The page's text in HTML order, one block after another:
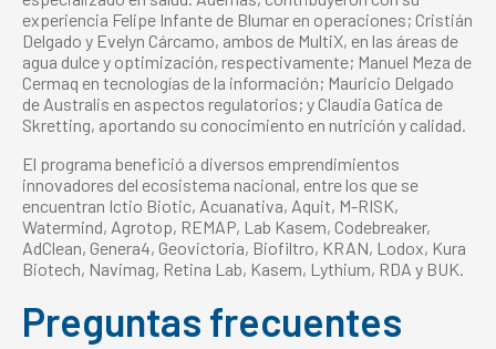
experiencia Felipe Infante de Blumar en operaciones; Cristián
Delgado y Evelyn Cárcamo, ambos de MultiX, en las áreas de
agua dulce y optimización, respectivamente; Manuel Meza de
Cermaq en tecnologías de la información; Mauricio Delgado
de Australis en aspectos regulatorios; y Claudia Gatica de
Skretting, aportando su conocimiento en nutrición y calidad.
El programa benefició a diversos emprendimientos
innovadores del ecosistema nacional, entre los que se
encuentran Ictio Biotic, Acuanativa, Aquit, M-RISK,
Watermind, Agrotop, REMAP, Lab Kasem, Codebreaker,
AdClean, Genera4, Geovictoria, Biofiltro, KRAN, Lodox, Kura
Biotech, Navimag, Retina Lab, Kasem, Lythium, RDA y BUK.
Preguntas frecuentes